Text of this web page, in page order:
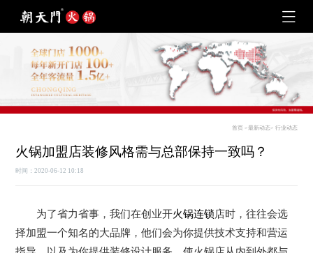
首页 >最新动态> 行业动态
火锅加盟店装修风格需与总部保持一致吗？
时间：2020-06-12 10:18
为了省力省事，我们在创业开火锅连锁店时，往往会选
择加盟一个知名的大品牌，他们会为你提供技术支持和营运